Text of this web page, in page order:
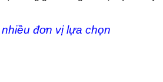
đơn vị lựa chọn